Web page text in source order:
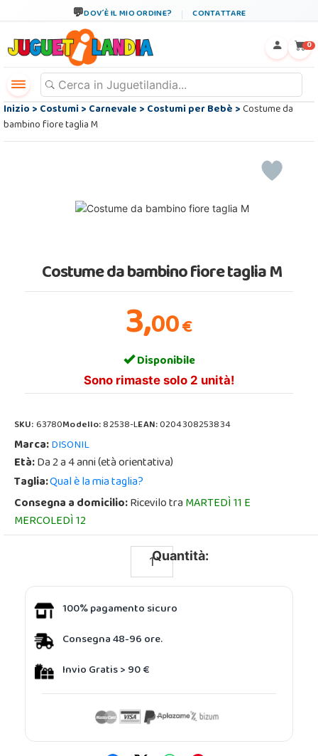
DOV´È IL MIO ORDINE? CONTATTARE
0
Inizio>Costumi>Carnevale>Costumi per Bebè>Costume da
bambino fiore taglia M
Costume da bambino fiore taglia M
3,00€
Disponibile
Sono rimaste solo 2 unità!
SKU:63780Modello:82538-LEAN:0204308253834
Marca:DISONIL
Età:Da 2 a 4 anni (età orientativa)
Taglia:Qual è la mia taglia?
Consegna a domicilio:Ricevilo traMARTEDÌ 11 E
MERCOLEDÌ 12
Quantità:
100% pagamento sicuro
Consegna 48-96 ore.
Invio Gratis > 90 €